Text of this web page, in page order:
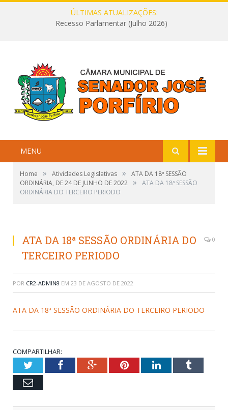
ÚLTIMAS ATUALIZAÇÕES:
Recesso Parlamentar (Julho 2026)
MENU
Home » Atividades Legislativas »
ATA DA 18ª SESSÃO
ORDINÁRIA, DE 24 DE JUNHO DE 2022 »
ATA DA 18ª SESSÃO
ORDINÁRIA DO TERCEIRO PERIODO
ATA DA 18ª SESSÃO ORDINÁRIA DO
TERCEIRO PERIODO
0
POR CR2-ADMIN8 EM 23 DE AGOSTO DE 2022
ATA DA 18ª SESSÃO ORDINÁRIA DO TERCEIRO PERIODO
COMPARTILHAR:
TwitterFacebookGoogle+PinterestLinkedInTumblr
Email